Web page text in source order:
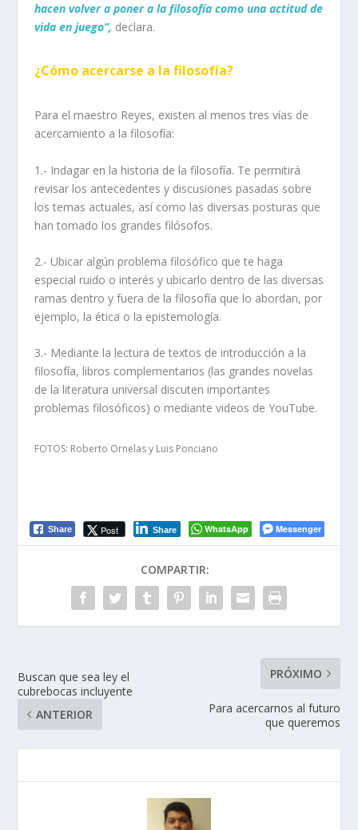
hacen volver a poner a la filosofía como una actitud de
vida en juego”, declara.
¿Cómo acercarse a la filosofía?
Para el maestro Reyes, existen al menos tres vías de
acercamiento a la filosofía:
1.- Indagar en la historia de la filosofía. Te permitirá
revisar los antecedentes y discusiones pasadas sobre
los temas actuales, así como las diversas posturas que
han tomado los grandes filósofos.
2.- Ubicar algún problema filosófico que te haga
especial ruido o interés y ubicarlo dentro de las diversas
ramas dentro y fuera de la filosofía que lo abordan, por
ejemplo, la ética o la epistemología.
3.- Mediante la lectura de textos de introducción a la
filosofía, libros complementarios (las grandes novelas
de la literatura universal discuten importantes
problemas filosóficos) o mediante videos de YouTube.
FOTOS: Roberto Ornelas y Luis Ponciano
Share Post Share WhatsApp Messenger
COMPARTIR:
Buscan que sea ley el
cubrebocas incluyente
ANTERIOR
PRÓXIMO
Para acercarnos al futuro
que queremos